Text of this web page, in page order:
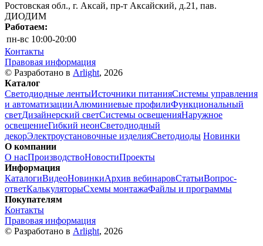
Ростовская обл., г. Аксай, пр-т Аксайский, д.21, пав.
ДИОДИМ
Работаем:
пн-вс 10:00-20:00
Контакты
Правовая информация
© Разработано в Arlight, 2026
Каталог
Светодиодные лентыИсточники питанияСистемы управления
и автоматизацииАлюминиевые профилиФункциональный
светДизайнерский светСистемы освещенияНаружное
освещениеГибкий неонСветодиодный
декорЭлектроустановочные изделияСветодиоды Новинки
О компании
О насПроизводствоНовостиПроекты
Информация
КаталогиВидеоНовинкиАрхив вебинаровСтатьиВопрос-
ответКалькуляторыСхемы монтажаФайлы и программы
Покупателям
Контакты
Правовая информация
© Разработано в Arlight, 2026